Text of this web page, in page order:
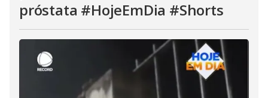
próstata #HojeEmDia #Shorts